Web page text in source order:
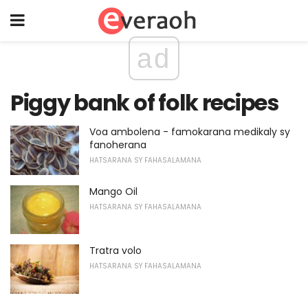
ad
Piggy bank of folk recipes
Voa ambolena - famokarana medikaly sy
fanoherana
HATSARANA SY FAHASALAMANA
Mango Oil
HATSARANA SY FAHASALAMANA
Tratra volo
HATSARANA SY FAHASALAMANA